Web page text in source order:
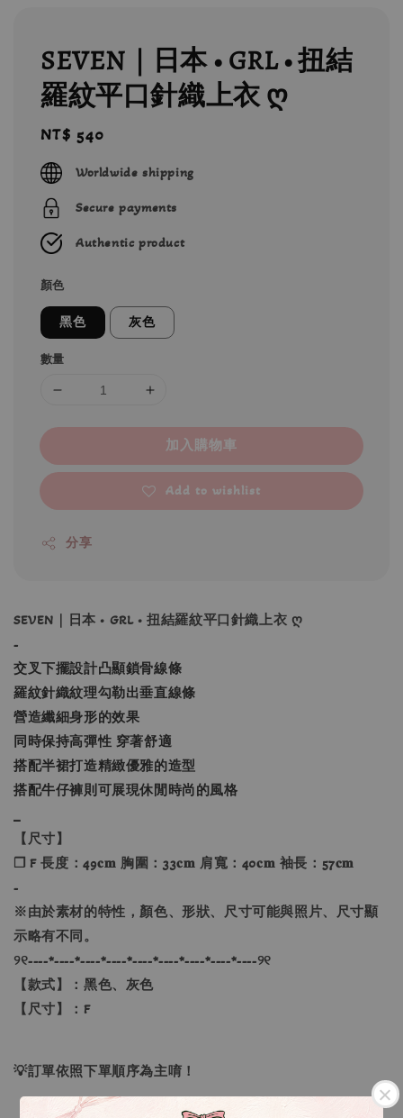
SEVEN｜日本 • GRL • 扭結
羅紋平口針織上衣 ღ
Regular
price
NT$ 540
Worldwide shipping
Secure payments
Authentic product
顏色
黑色 灰色
數量
加入購物車
Add to wishlist
分享
SEVEN｜日本 • GRL • 扭結羅紋平口針織上衣 ღ
-
交叉下擺設計凸顯鎖骨線條
羅紋針織紋理勾勒出垂直線條
營造纖細身形的效果
同時保持高彈性 穿著舒適
搭配半裙打造精緻優雅的造型
搭配牛仔褲則可展現休閒時尚的風格
【尺寸】
❐ F 長度：49𝐜𝐦 胸圍：33𝐜𝐦 肩寬：40𝐜𝐦 袖長：57𝐜𝐦
-
※由於素材的特性，顏色、形狀、尺寸可能與照片、尺寸顯
示略有不同。
୨୧----*----*----*----*----*----*----*----*----୨୧
【款式】：黑色、灰色
【尺寸】：F
💡訂單依照下單順序為主唷！